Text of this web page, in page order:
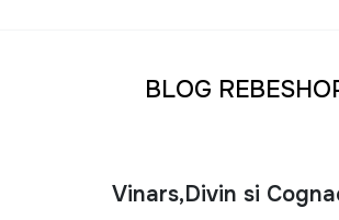
BLOG
Vinars,Divin si